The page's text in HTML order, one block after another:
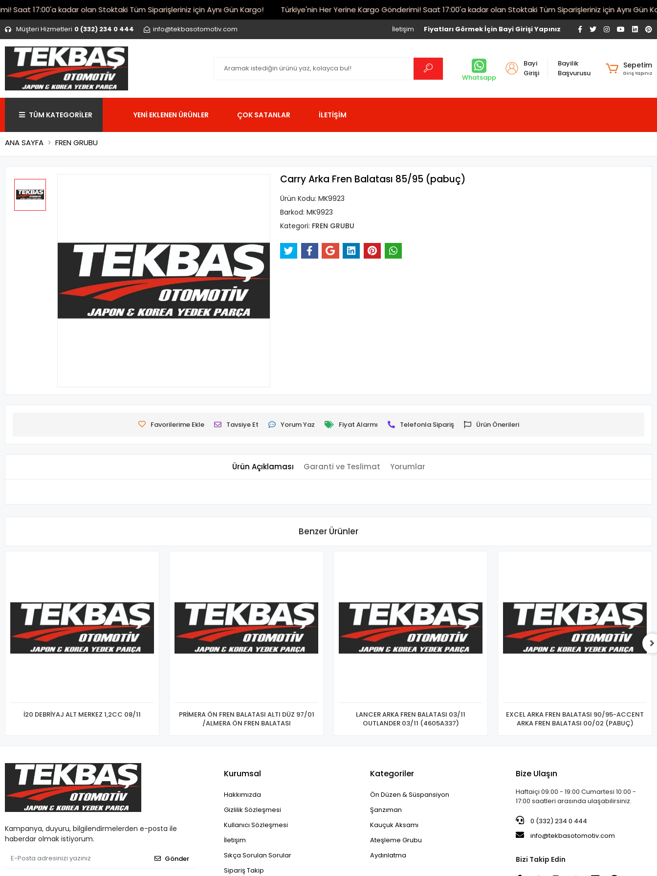
17:00'a kadar olan Stoktaki Tüm Siparişleriniz için Aynı Gün Kargo! Türkiye'nin Her Yerine Kargo Gönderimi! Saat 17:00'a kadar olan Stoktaki Tüm Siparişleriniz için Aynı Gün
Müşteri Hizmetleri 0 (332) 234 0 444 info@tekbasotomotiv.com Fiyatları Görmek İçin Bayi Girişi Yapınız
İletişim
Whatsapp
Bayi
Girişi
Bayilik
Başvurusu
Sepetim
Giriş Yapınız
TÜM KATEGORİLER YENİ EKLENEN ÜRÜNLER ÇOK SATANLAR İLETİŞİM
ANA SAYFA FREN GRUBU
Carry Arka Fren Balatası 85/95 (pabuç)
Ürün Kodu: MK9923
Barkod: MK9923
Kategori: FREN GRUBU
Favorilerime Ekle Tavsiye Et Yorum Yaz Fiyat Alarmı Telefonla Sipariş Ürün Önerileri
Ürün Açıklaması Garanti ve Teslimat Yorumlar
Benzer Ürünler
İ20 DEBRİYAJ ALT MERKEZ 1,2CC 08/11
PRİMERA ÖN FREN BALATASI ALTI DÜZ 97/01
/ALMERA ÖN FREN BALATASI
LANCER ARKA FREN BALATASI 03/11
OUTLANDER 03/11 (4605A337)
EXCEL ARKA FREN BALATASI 90/95-ACCENT
ARKA FREN BALATASI 00/02 (PABUÇ)
Kampanya, duyuru, bilgilendirmelerden e-posta ile
haberdar olmak istiyorum.
Gönder
Kurumsal
Hakkımızda
Gizlilik Sözleşmesi
Kullanıcı Sözleşmesi
İletişim
Sıkça Sorulan Sorular
Sipariş Takip
Kategoriler
Ön Düzen & Süspansiyon
Şanzıman
Kauçuk Aksamı
Ateşleme Grubu
Aydınlatma
Bize Ulaşın
Haftaiçi 09:00 - 19:00 Cumartesi 10:00 -
17:00 saatleri arasında ulaşabilirsiniz.
0 (332) 234 0 444
info@tekbasotomotiv.com
Bizi Takip Edin